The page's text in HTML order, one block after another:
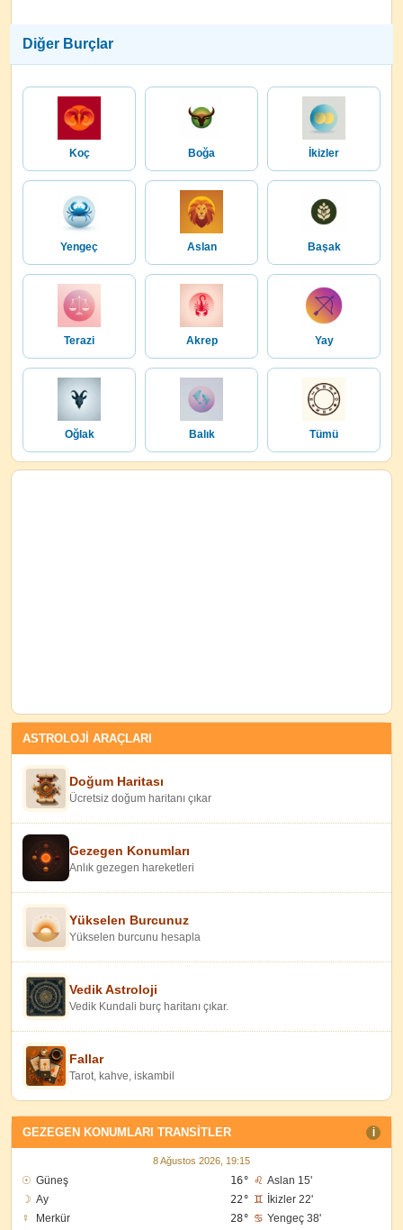
Diğer Burçlar
Koç Boğa İkizler
Yengeç Aslan Başak
Terazi Akrep Yay
Oğlak Balık Tümü
ASTROLOJİ ARAÇLARI
Doğum Haritası
Ücretsiz doğum haritanı çıkar
Gezegen Konumları
Anlık gezegen hareketleri
Yükselen Burcunuz
Yükselen burcunu hesapla
Vedik Astroloji
Vedik Kundali burç haritanı çıkar.
Fallar
Tarot, kahve, iskambil
GEZEGEN KONUMLARI TRANSITLER I
8 Ağustos 2026, 19:15
☉ Güneş 16° ♌ Aslan 15'
☽ Ay 22° ♊
İkizler 22'
☿
Merkür 28° ♋ Yengeç 38'